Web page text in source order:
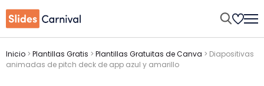
Inicio > Plantillas Gratis > Plantillas Gratuitas de Canva > Diapositivas
animadas de pitch deck de app azul y amarillo